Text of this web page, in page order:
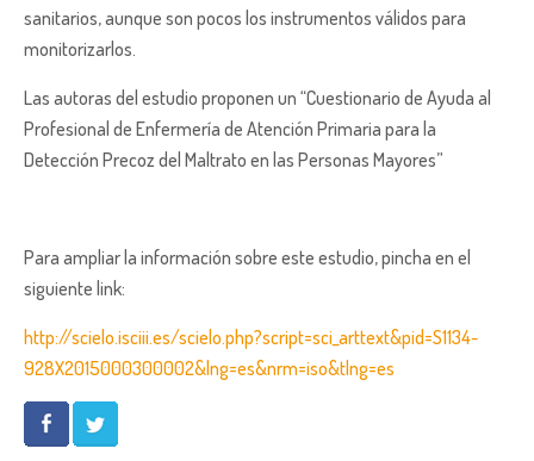
sanitarios, aunque son pocos los instrumentos válidos para
monitorizarlos.
Las autoras del estudio proponen un “Cuestionario de Ayuda al
Profesional de Enfermería de Atención Primaria para la
Detección Precoz del Maltrato en las Personas Mayores”
Para ampliar la información sobre este estudio, pincha en el
siguiente link:
http://scielo.isciii.es/scielo.php?script=sci_arttext&pid=S1134-
928X2015000300002&lng=es&nrm=iso&tlng=es